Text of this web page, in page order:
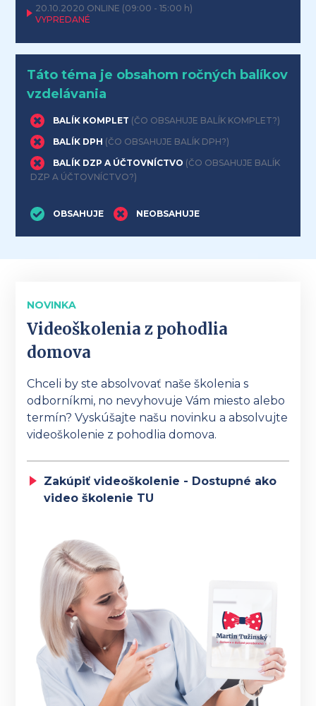
20.10.2020 ONLINE (09:00 - 15:00 h)
VYPREDANÉ
Táto téma je obsahom ročných balíkov
vzdelávania
BALÍK KOMPLET (ČO OBSAHUJE BALÍK KOMPLET?)
BALÍK DPH (ČO OBSAHUJE BALÍK DPH?)
BALÍK DZP A ÚČTOVNÍCTVO (ČO OBSAHUJE BALÍK
DZP A ÚČTOVNÍCTVO?)
OBSAHUJE NEOBSAHUJE
NOVINKA
Videoškolenia z pohodlia
domova
Chceli by ste absolvovať naše školenia s
odborníkmi, no nevyhovuje Vám miesto alebo
termín? Vyskúšajte našu novinku a absolvujte
videoškolenie z pohodlia domova.
Zakúpiť videoškolenie - Dostupné ako
video školenie TU